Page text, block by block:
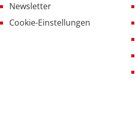
Newsletter
Cookie-Einstellungen